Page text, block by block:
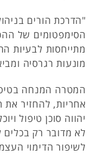
"הדרכת הורים
הסימפטומים של
מתייחסות לבעיות
מונעות רגרסיה
המטרה המנחה
אחריות, להחזיר
יהווה סוכן טיפול
לא מדובר רק בכלים
לשיפור הדימוי